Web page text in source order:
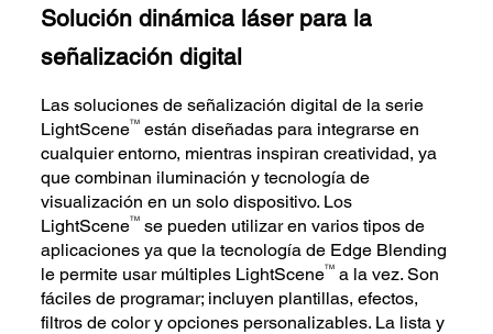
Solución dinámica láser para la
señalización digital
Las soluciones de señalización digital de la serie
LightSceneTM están diseñadas para integrarse en
cualquier entorno, mientras inspiran creatividad, ya
que combinan iluminación y tecnología de
visualización en un solo dispositivo. Los
LightSceneTM se pueden utilizar en varios tipos de
aplicaciones ya que la tecnología de Edge Blending
le permite usar múltiples LightSceneTM a la vez. Son
fáciles de programar; incluyen plantillas, efectos,
filtros de color y opciones personalizables. La lista y